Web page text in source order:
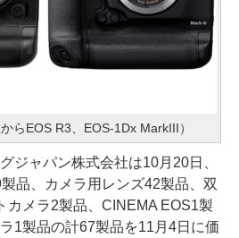
らEOS R3、EOS-1Dx MarkIII）
ジャパン株式会社は10月20日、
品、カメラ用レンズ42製品、双
カメラ2製品、CINEMA EOS1製
1製品の計67製品を11月4日に価